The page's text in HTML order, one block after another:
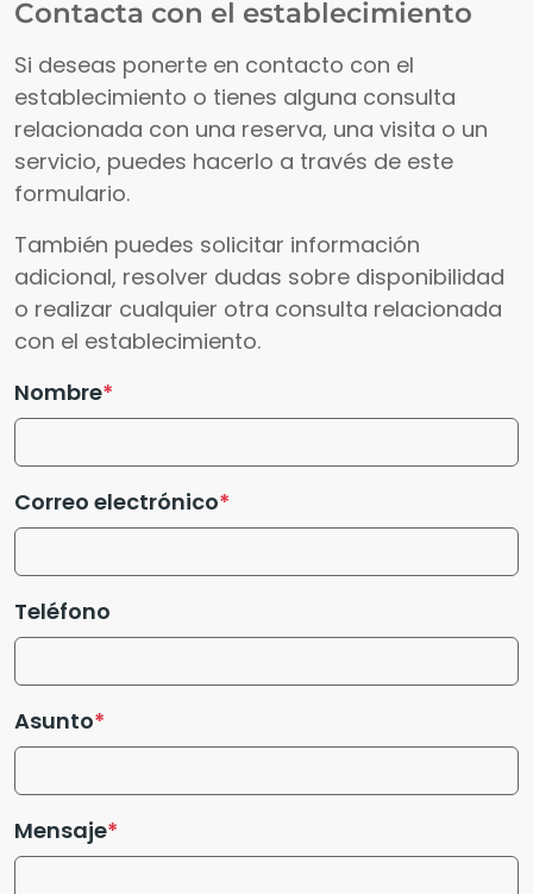
Contacta con el establecimiento
Si deseas ponerte en contacto con el
establecimiento o tienes alguna consulta
relacionada con una reserva, una visita o un
servicio, puedes hacerlo a través de este
formulario.
También puedes solicitar información
adicional, resolver dudas sobre disponibilidad
o realizar cualquier otra consulta relacionada
con el establecimiento.
Nombre
Correo electrónico
Teléfono
Asunto
Mensaje